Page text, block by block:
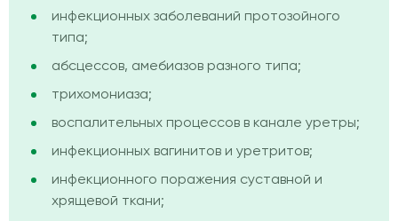
инфекционных заболеваний протозойного
типа;
абсцессов, амебиазов разного типа;
трихомониаза;
воспалительных процессов в канале уретры;
инфекционных вагинитов и уретритов;
инфекционного поражения суставной и
хрящевой ткани;